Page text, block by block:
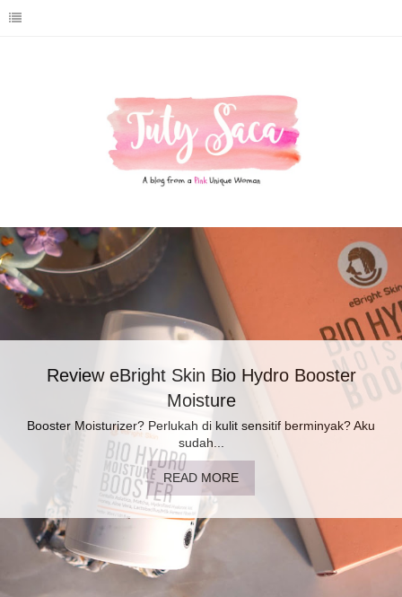
Review eBright Skin Bio Hydro Booster
Moisture
Booster Moisturizer? Perlukah di kulit sensitif berminyak? Aku
sudah...
READ MORE